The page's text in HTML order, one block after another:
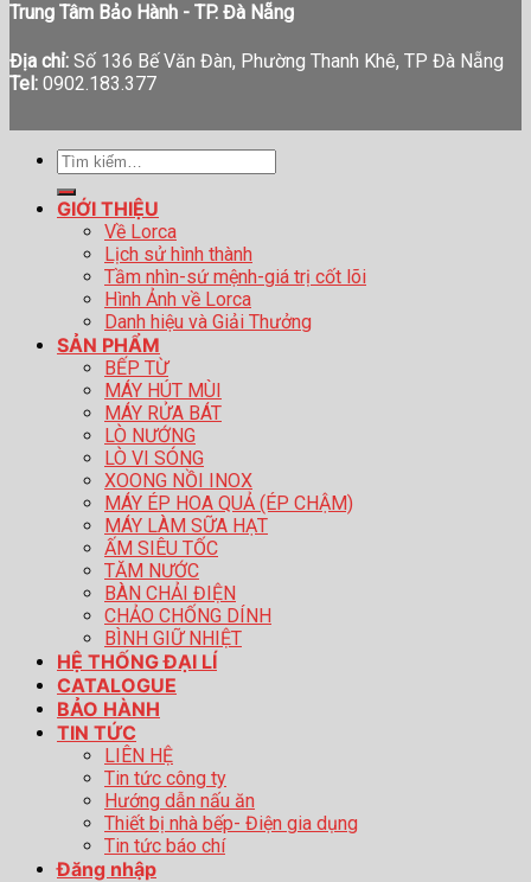
Trung Tâm Bảo Hành - TP. Đà Nẵng
Địa chỉ: Số 136 Bế Văn Đàn, Phường Thanh Khê, TP Đà Nẵng
Tel: 0902.183.377
Tìm
kiếm:
GIỚI THIỆU
Về Lorca
Lịch sử hình thành
Tầm nhìn-sứ mệnh-giá trị cốt lõi
Hình Ảnh về Lorca
Danh hiệu và Giải Thưởng
SẢN PHẨM
BẾP TỪ
MÁY HÚT MÙI
MÁY RỬA BÁT
LÒ NƯỚNG
LÒ VI SÓNG
XOONG NỒI INOX
MÁY ÉP HOA QUẢ (ÉP CHẬM)
MÁY LÀM SỮA HẠT
ẤM SIÊU TỐC
TĂM NƯỚC
BÀN CHẢI ĐIỆN
CHẢO CHỐNG DÍNH
BÌNH GIỮ NHIỆT
HỆ THỐNG ĐẠI LÍ
CATALOGUE
BẢO HÀNH
TIN TỨC
LIÊN HỆ
Tin tức công ty
Hướng dẫn nấu ăn
Thiết bị nhà bếp- Điện gia dụng
Tin tức báo chí
Đăng nhập